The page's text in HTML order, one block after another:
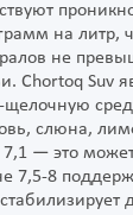
на литр,
не
Suv
слюна,
— это
7,5-8